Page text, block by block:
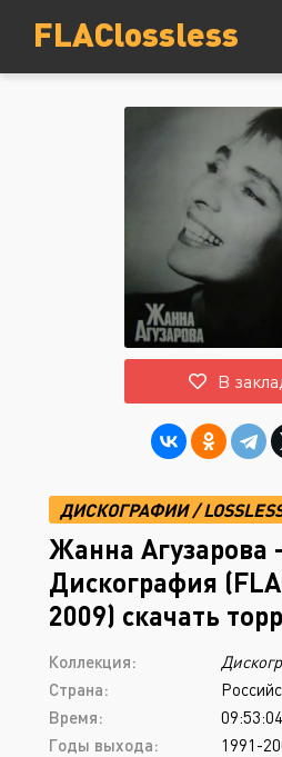
FLAClossless
Запомнить
ВОЙТИ НА
В
ДИСКОГРАФИИ/
Жанна Агузарова -
Дискография
2009) скачать
Коллекция:
Страна:
Время:
Годы выхода:
1991-